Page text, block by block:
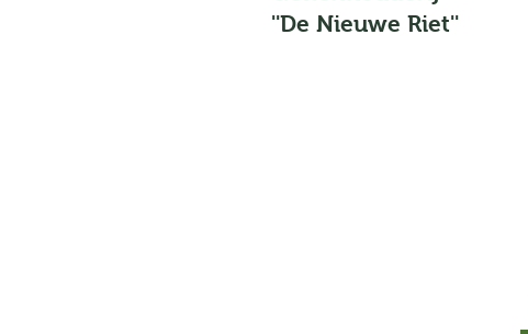
''De Nieuwe Riet''